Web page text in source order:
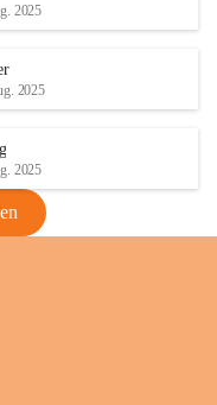
2025
2025
2025